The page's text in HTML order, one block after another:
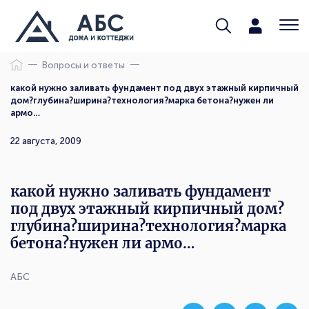
Вопросы и ответы
какой нужно заливать фундамент под двух этажный кирпичный
дом?глубина?ширина?технология?марка бетона?нужен ли
армо…
АБС
22 августа, 2009
какой нужно заливать фундамент
под двух этажный кирпичный дом?
глубина?ширина?технология?марка
бетона?нужен ли армо…